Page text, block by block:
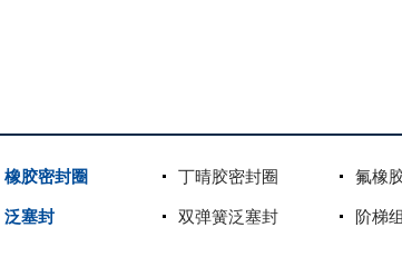
橡胶密封圈 丁晴胶密封圈 氟橡
泛塞封 双弹簧泛塞封 阶梯